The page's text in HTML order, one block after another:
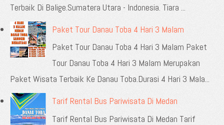
Terbaik Di Balige.Sumatera Utara - Indonesia. Tiara ...
Paket Tour Danau Toba 4 Hari 3 Malam
Paket Tour Danau Toba 4 Hari 3 Malam Paket
Tour Danau Toba 4 Hari 3 Malam Merupakan
Paket Wisata Terbaik Ke Danau Toba.Durasi 4 Hari 3 Mala...
Tarif Rental Bus Pariwisata Di Medan
Tarif Rental Bus Pariwisata Di Medan Tarif